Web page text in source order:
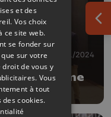
17/11/2024
des "Come
et des
Vos choix
ce site web.
se fonder sur
sur votre
droit de vous y
. Vous
à tout
cookies.